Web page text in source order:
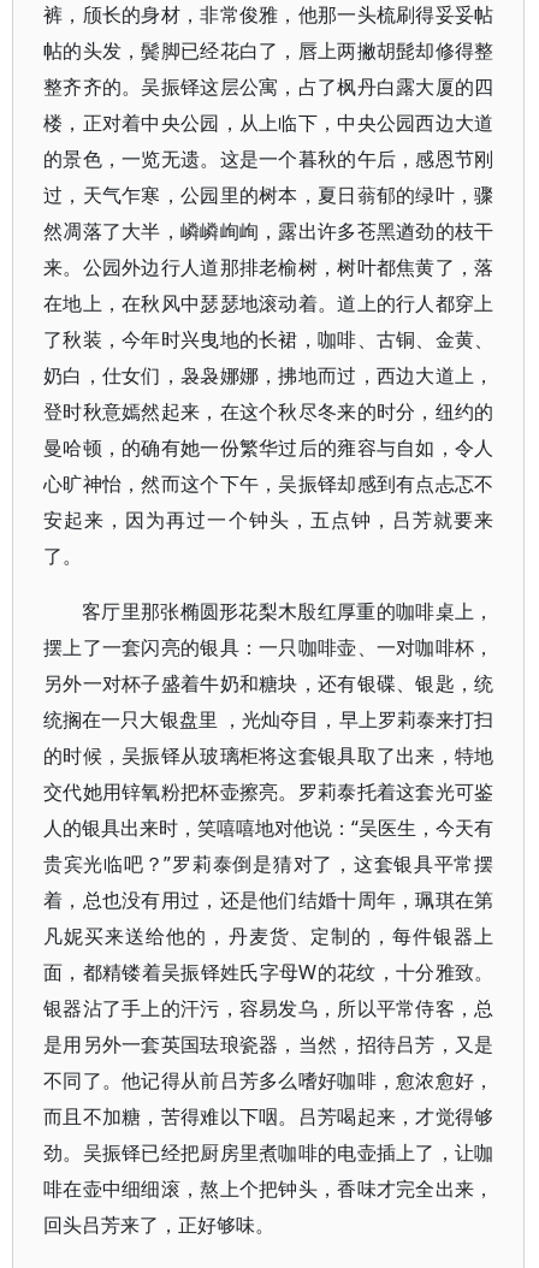
裤，颀长的身材，非常俊雅，他那一头梳刷得妥妥帖
帖的头发，鬓脚已经花白了，唇上两撇胡髭却修得整
整齐齐的。吴振铎这层公寓，占了枫丹白露大厦的四
楼，正对着中央公园，从上临下，中央公园西边大道
的景色，一览无遗。这是一个暮秋的午后，感恩节刚
过，天气乍寒，公园里的树本，夏日蓊郁的绿叶，骤
然凋落了大半，嶙嶙峋峋，露出许多苍黑遒劲的枝干
来。公园外边行人道那排老榆树，树叶都焦黄了，落
在地上，在秋风中瑟瑟地滚动着。道上的行人都穿上
了秋装，今年时兴曳地的长裙，咖啡、古铜、金黄、
奶白，仕女们，袅袅娜娜，拂地而过，西边大道上，
登时秋意嫣然起来，在这个秋尽冬来的时分，纽约的
曼哈顿，的确有她一份繁华过后的雍容与自如，令人
心旷神怡，然而这个下午，吴振铎却感到有点忐忑不
安起来，因为再过一个钟头，五点钟，吕芳就要来
了。
客厅里那张椭圆形花梨木殷红厚重的咖啡桌上，
摆上了一套闪亮的银具：一只咖啡壶、一对咖啡杯，
另外一对杯子盛着牛奶和糖块，还有银碟、银匙，统
统搁在一只大银盘里 ，光灿夺目，早上罗莉泰来打扫
的时候，吴振铎从玻璃柜将这套银具取了出来，特地
交代她用锌氧粉把杯壶擦亮。罗莉泰托着这套光可鉴
人的银具出来时，笑嘻嘻地对他说：“吴医生，今天有
贵宾光临吧？”罗莉泰倒是猜对了，这套银具平常摆
着，总也没有用过，还是他们结婚十周年，珮琪在第
凡妮买来送给他的，丹麦货、定制的，每件银器上
面，都精镂着吴振铎姓氏字母W的花纹，十分雅致。
银器沾了手上的汗污，容易发乌，所以平常侍客，总
是用另外一套英国珐琅瓷器，当然，招待吕芳，又是
不同了。他记得从前吕芳多么嗜好咖啡，愈浓愈好，
而且不加糖，苦得难以下咽。吕芳喝起来，才觉得够
劲。吴振铎已经把厨房里煮咖啡的电壶插上了，让咖
啡在壶中细细滚，熬上个把钟头，香味才完全出来，
回头吕芳来了，正好够味。